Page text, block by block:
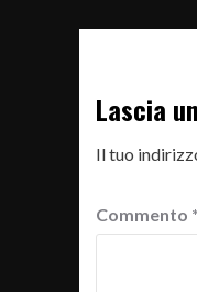
Lascia
Il tuo
Commento *